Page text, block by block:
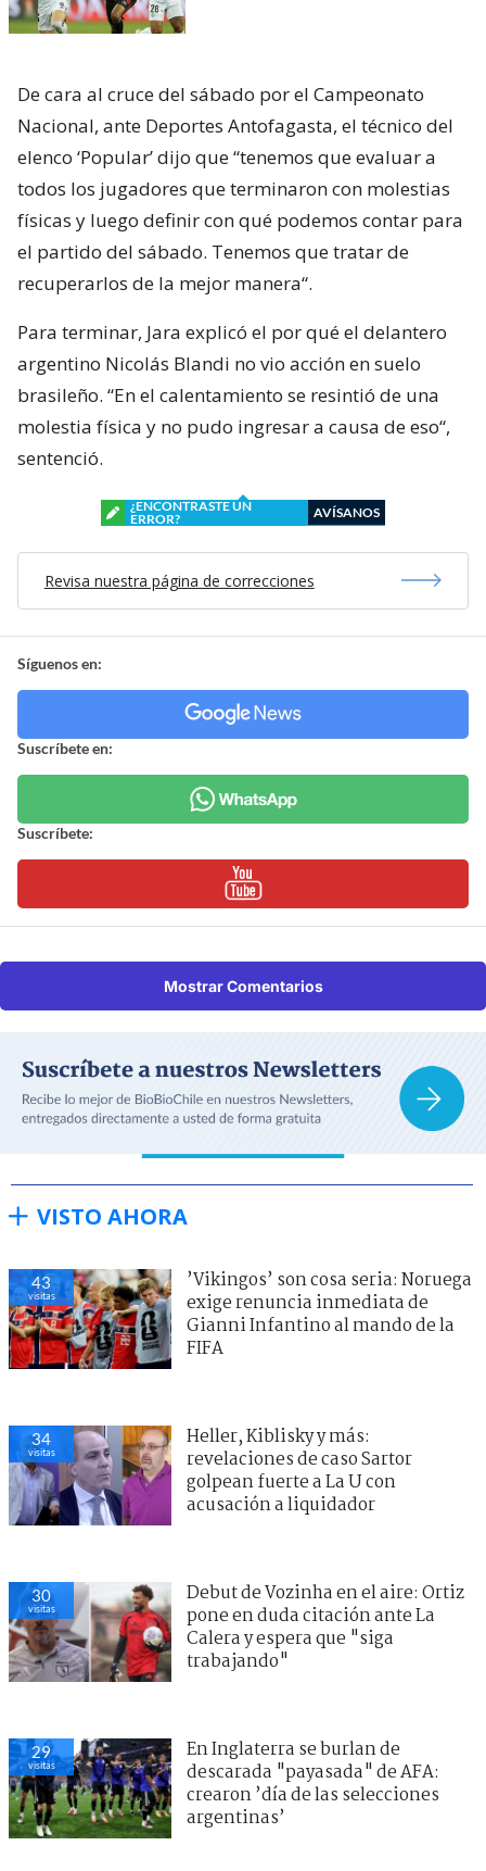
De cara al cruce del sábado por el Campeonato
Nacional, ante Deportes Antofagasta, el técnico del
elenco ‘Popular’ dijo que “tenemos que evaluar a
todos los jugadores que terminaron con molestias
físicas y luego definir con qué podemos contar para
el partido del sábado. Tenemos que tratar de
recuperarlos de la mejor manera“.
Para terminar, Jara explicó el por qué el delantero
argentino Nicolás Blandi no vio acción en suelo
brasileño. “En el calentamiento se resintió de una
molestia física y no pudo ingresar a causa de eso“,
sentenció.
¿ENCONTRASTE UN
ERROR?
AVÍSANOS
Revisa nuestra página de correcciones
Síguenos en:
Suscríbete en:
Suscríbete:
Mostrar Comentarios
VISTO AHORA
43
visitas
’Vikingos’ son cosa seria: Noruega
exige renuncia inmediata de
Gianni Infantino al mando de la
FIFA
34
visitas
Heller, Kiblisky y más:
revelaciones de caso Sartor
golpean fuerte a La U con
acusación a liquidador
30
visitas
Debut de Vozinha en el aire: Ortiz
pone en duda citación ante La
Calera y espera que "siga
trabajando"
29
visitas
En Inglaterra se burlan de
descarada "payasada" de AFA:
crearon ’día de las selecciones
argentinas’